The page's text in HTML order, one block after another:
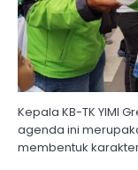
Kepala KB-TK YIMI
agenda ini
membentuk